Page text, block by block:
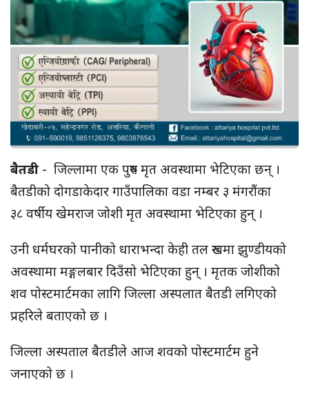
बैतडी - जिल्लामा एक पुरुष मृत अवस्थामा भेटिएका छन् ।
बैतडीको दोगडाकेदार गाउँपालिका वडा नम्बर ३ मंगरौंका
३८ वर्षीय खेमराज जोशी मृत अवस्थामा भेटिएका हुन् ।
उनी धर्मघरको पानीको धाराभन्दा केही तल रुखमा झुण्डीयको
अवस्थामा मङ्गलबार दिउँसो भेटिएका हुन् । मृतक जोशीको
शव पोस्टमार्टमका लागि जिल्ला अस्पलात बैतडी लगिएको
प्रहरिले बताएको छ ।
जिल्ला अस्पताल बैतडीले आज शवको पोस्टमार्टम हुने
जनाएको छ ।